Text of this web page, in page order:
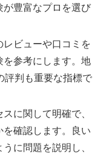
が豊富なプロを選び
レビューや口コミを
を参考にします。地
評判も重要な指標で
に関して明確で、
確認します。良い
に問題を説明し、